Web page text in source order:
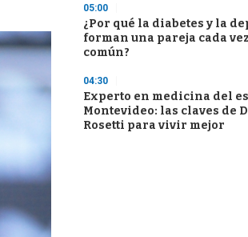
05:00
¿Por qué la diabetes y la
forman una pareja cada
común?
04:30
Experto en medicina del
Montevideo: las claves de
Rosetti para vivir mejor